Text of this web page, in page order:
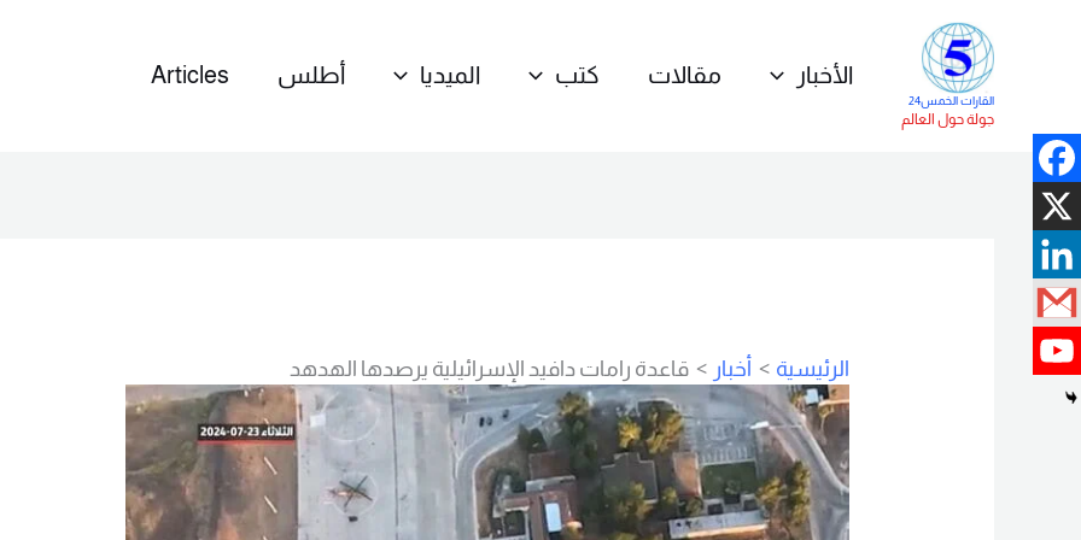
القارات الخمس24
جولة حول العالم
الأخبار مقالات كتب الميديا أطلس Articles
الرئيسية أخبار قاعدة رامات دافيد الإسرائيلية يرصدها الهدهد